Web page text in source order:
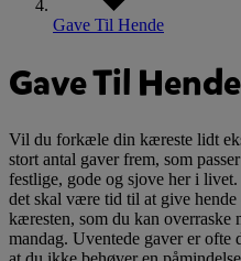
Gave Til Hende
Gave Til Hende
Vil du forkæle din kæreste lidt
stort antal gaver frem, som
festlige, gode og sjove her i
det skal være tid til at give
kæresten, som du kan overraske
mandag. Uventede gaver er ofte